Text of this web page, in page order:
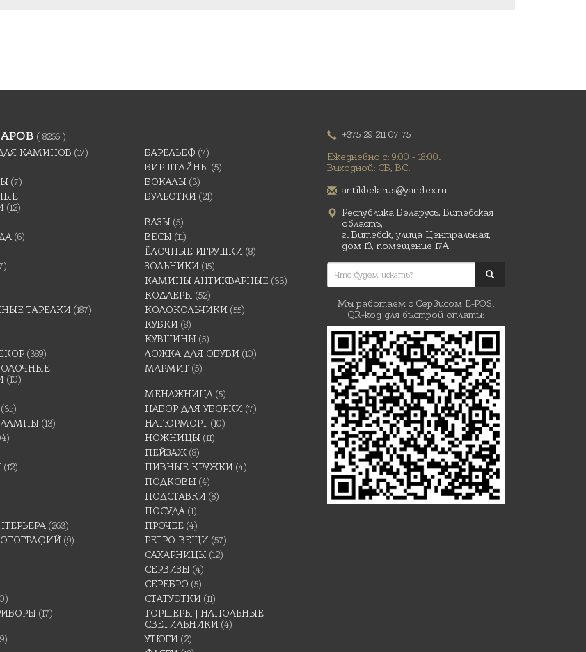
( 8266 )
КАМИНОВ (17) БАРЕЛЬЕФ (7)
БИРШТАЙНЫ (5)
(7) БОКАЛЫ (3)
(12)
БУЛЬОТКИ (21)
ВАЗЫ (5)
(6) ВЕСЫ (11)
ЁЛОЧНЫЕ ИГРУШКИ (8)
ЗОЛЬНИКИ (15)
КАМИНЫ АНТИКВАРНЫЕ (33)
КОДЛЕРЫ (52)
ТАРЕЛКИ (187) КОЛОКОЛЬЧИКИ (55)
КУБКИ (8)
КУВШИНЫ (5)
(389) ЛОЖКА ДЛЯ ОБУВИ (10)
(10)
МАРМИТ (5)
МЕНАЖНИЦА (5)
(35) НАБОР ДЛЯ УБОРКИ (7)
ЛАМПЫ (13) НАТЮРМОРТ (10)
НОЖНИЦЫ (11)
ПЕЙЗАЖ (8)
(12) ПИВНЫЕ КРУЖКИ (4)
ПОДКОВЫ (4)
ПОДСТАВКИ (8)
ПОСУДА (1)
(263) ПРОЧЕЕ (4)
(9) РЕТРО-ВЕЩИ (57)
САХАРНИЦЫ (12)
СЕРВИЗЫ (4)
СЕРЕБРО (5)
СТАТУЭТКИ (11)
(17)
ТОРШЕРЫ | НАПОЛЬНЫЕ
СВЕТИЛЬНИКИ (4)
УТЮГИ (2)
+375 29 211 07 75
Ежедневно с: 9:00 - 18:00.
Выходной: СБ, ВС.
antikbelarus@yandex.ru
Республика Беларусь, Витебская
область,
г. Витебск, улица Центральная,
дом 13, помещение 17А
Мы работаем с Сервисом E-POS.
QR-код для быстрой оплаты: